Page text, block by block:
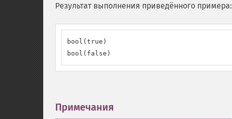
Результат выполнения приведённого примера:
bool(true)
bool(false)
Примечания